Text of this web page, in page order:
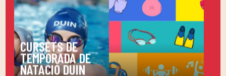
CURSETS DE
TEMPORADA DE
NATACIÓ DUIN